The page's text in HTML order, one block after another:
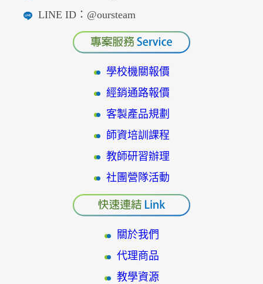
LINE ID：@oursteam
學校機關報價
經銷通路報價
客製產品規劃
師資培訓課程
教師研習辦理
社團營隊活動
關於我們
代理商品
教學資源